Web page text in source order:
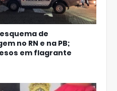
de
no RN e na PB;
em flagrante